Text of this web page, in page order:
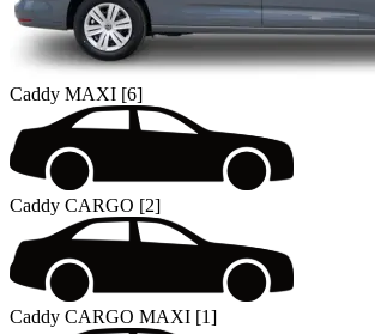
Caddy MAXI [6]
Caddy CARGO [2]
Caddy CARGO MAXI [1]